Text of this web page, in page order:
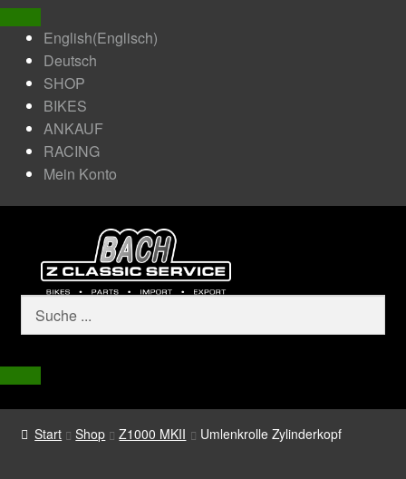
English(Englisch)
Deutsch
SHOP
BIKES
ANKAUF
RACING
Mein Konto
Start Shop Z1000 MKII Umlenkrolle Zylinderkopf